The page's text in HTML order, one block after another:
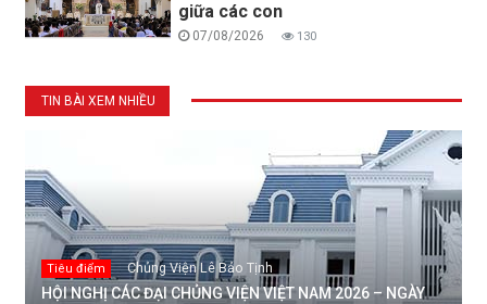
giữa các con
07/08/2026 130
TIN BÀI XEM NHIỀU
Tiêu điểm Chủng Viện Lê Bảo Tịnh
HỘI NGHỊ CÁC ĐẠI CHỦNG VIỆN VIỆT NAM 2026 – NGÀY